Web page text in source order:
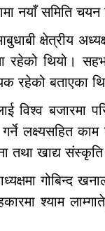
नयाँ समिति चयन
क्षेत्रीय
थियो।
रहेको बताएका
विश्व बजारमा
लक्ष्यसहित
तथा खाद्य
गोबिन्द
श्याम